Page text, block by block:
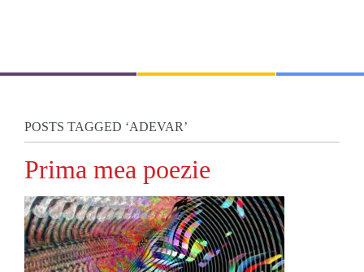
POSTS TAGGED ‘ADEVAR’
Prima mea poezie